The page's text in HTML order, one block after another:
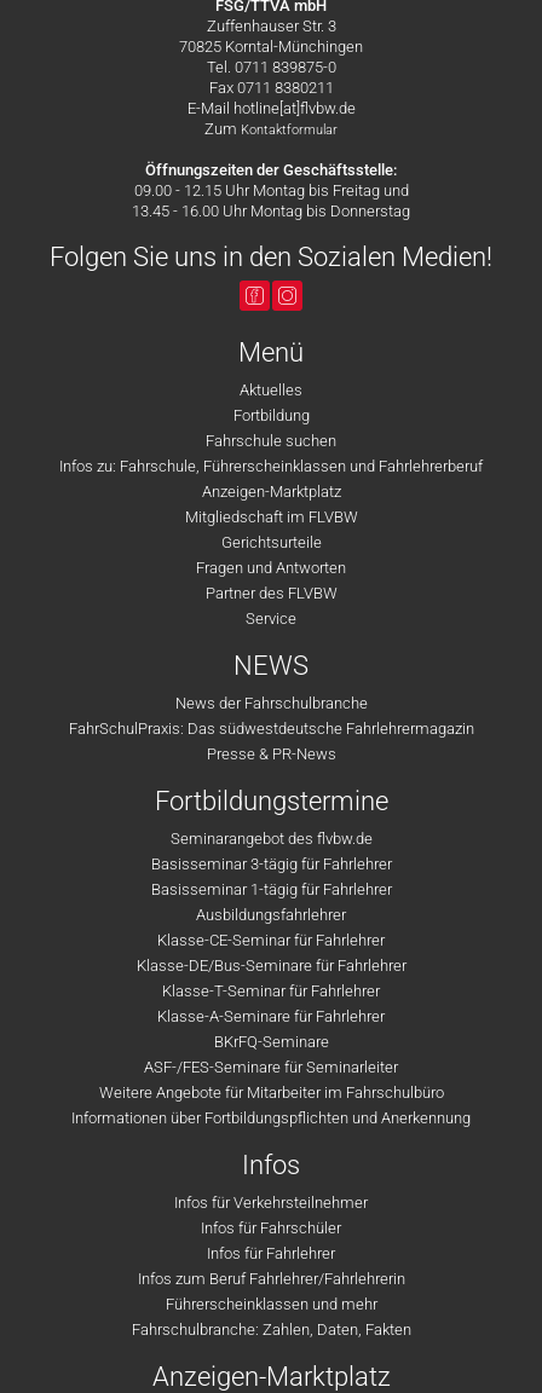
FSG/TTVA mbH
Zuffenhauser Str. 3
70825 Korntal-Münchingen
Tel. 0711 839875-0
Fax 0711 8380211
E-Mail hotline[at]flvbw.de
Zum Kontaktformular
Öffnungszeiten der Geschäftsstelle:
09.00 - 12.15 Uhr Montag bis Freitag und
13.45 - 16.00 Uhr Montag bis Donnerstag
Folgen Sie uns in den Sozialen Medien!
Menü
Aktuelles
Fortbildung
Fahrschule suchen
Infos zu: Fahrschule, Führerscheinklassen und Fahrlehrerberuf
Anzeigen-Marktplatz
Mitgliedschaft im FLVBW
Gerichtsurteile
Fragen und Antworten
Partner des FLVBW
Service
NEWS
News der Fahrschulbranche
FahrSchulPraxis: Das südwestdeutsche Fahrlehrermagazin
Presse & PR-News
Fortbildungstermine
Seminarangebot des flvbw.de
Basisseminar 3-tägig für Fahrlehrer
Basisseminar 1-tägig für Fahrlehrer
Ausbildungsfahrlehrer
Klasse-CE-Seminar für Fahrlehrer
Klasse-DE/Bus-Seminare für Fahrlehrer
Klasse-T-Seminar für Fahrlehrer
Klasse-A-Seminare für Fahrlehrer
BKrFQ-Seminare
ASF-/FES-Seminare für Seminarleiter
Weitere Angebote für Mitarbeiter im Fahrschulbüro
Informationen über Fortbildungspflichten und Anerkennung
Infos
Infos für Verkehrsteilnehmer
Infos für Fahrschüler
Infos für Fahrlehrer
Infos zum Beruf Fahrlehrer/Fahrlehrerin
Führerscheinklassen und mehr
Fahrschulbranche: Zahlen, Daten, Fakten
Anzeigen-Marktplatz